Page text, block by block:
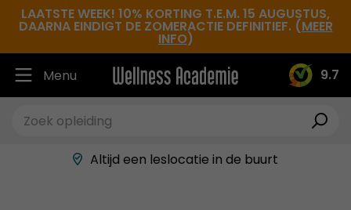
LAATSTE WEEK! 10% KORTING T.E.M. 15 AUGUSTUS,
DAARNA EINDIGT DE ZOMERACTIE DEFINITIEF. (MEER
INFO)
9.7
Menu
Ruim 30.000 tevreden studenten
Beste docenten in de branche
Altijd een leslocatie in de buurt